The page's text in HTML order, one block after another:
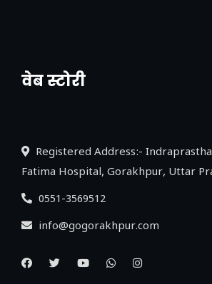
वेब स्टोरी
नया एक्सप्रेसवे: पूर्वांचल का लक,
Registered Address:-
Fatima Hospital, Gorakhpur, Uttar
0551-3569512
info@gogorakhpur.com